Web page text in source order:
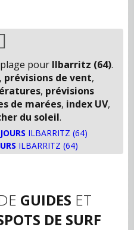
pour Ilbarritz (64).
, prévisions de vent,
, prévisions
de marées, index UV,
du soleil.
ILBARRITZ (64)
ILBARRITZ (64)
GUIDES ET
DE SURF